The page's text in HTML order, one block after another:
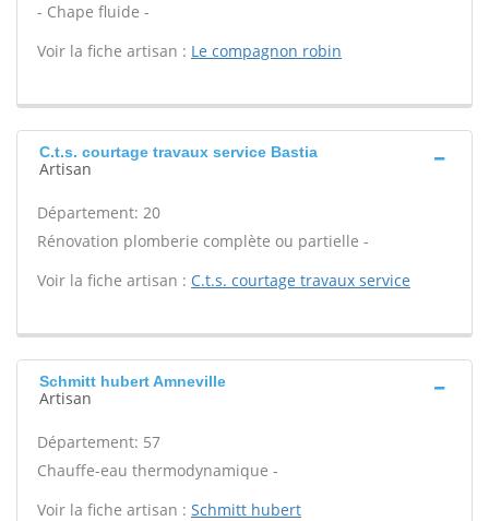
- Chape fluide -
Voir la fiche artisan : Le compagnon robin
C.t.s. courtage travaux service Bastia
Artisan
Département: 20
Rénovation plomberie complète ou partielle -
Voir la fiche artisan : C.t.s. courtage travaux service
Schmitt hubert Amneville
Artisan
Département: 57
Chauffe-eau thermodynamique -
Voir la fiche artisan : Schmitt hubert